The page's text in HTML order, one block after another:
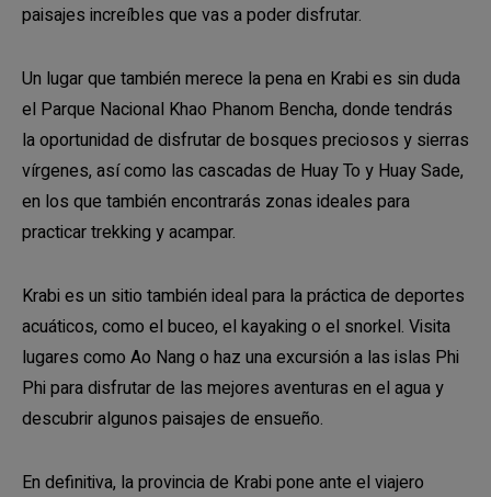
paisajes increíbles que vas a poder disfrutar.
Un lugar que también merece la pena en Krabi es sin duda
el Parque Nacional Khao Phanom Bencha, donde tendrás
la oportunidad de disfrutar de bosques preciosos y sierras
vírgenes, así como las cascadas de Huay To y Huay Sade,
en los que también encontrarás zonas ideales para
practicar trekking y acampar.
Krabi es un sitio también ideal para la práctica de deportes
acuáticos, como el buceo, el kayaking o el snorkel. Visita
lugares como Ao Nang o haz una excursión a las islas Phi
Phi para disfrutar de las mejores aventuras en el agua y
descubrir algunos paisajes de ensueño.
En definitiva, la provincia de Krabi pone ante el viajero